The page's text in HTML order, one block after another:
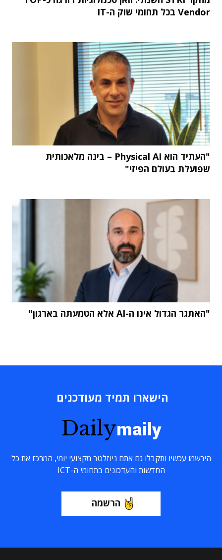
Vendor בכל תחומי שוק ה-IT
"העתיד הוא Physical AI – בינה מלאכותית
שפועלת בעולם הפיזי"
"האתגר הגדול אינו ה-AI אלא הטמעתה בארגון"
הישארו תמיד מעודכנים
Dailymaily
הירשמו עכשיו ותקבלו גם אתם ניוזלטר מקצועי יומי, המרכז את כל
החדשות והעדכונים בתחומי ה-ICT
הרשמה